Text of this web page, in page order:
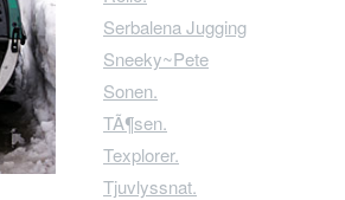
Serbalena Jugging
Sneeky~Pete
Sonen.
TÃ¶sen.
Texplorer.
Tjuvlyssnat.